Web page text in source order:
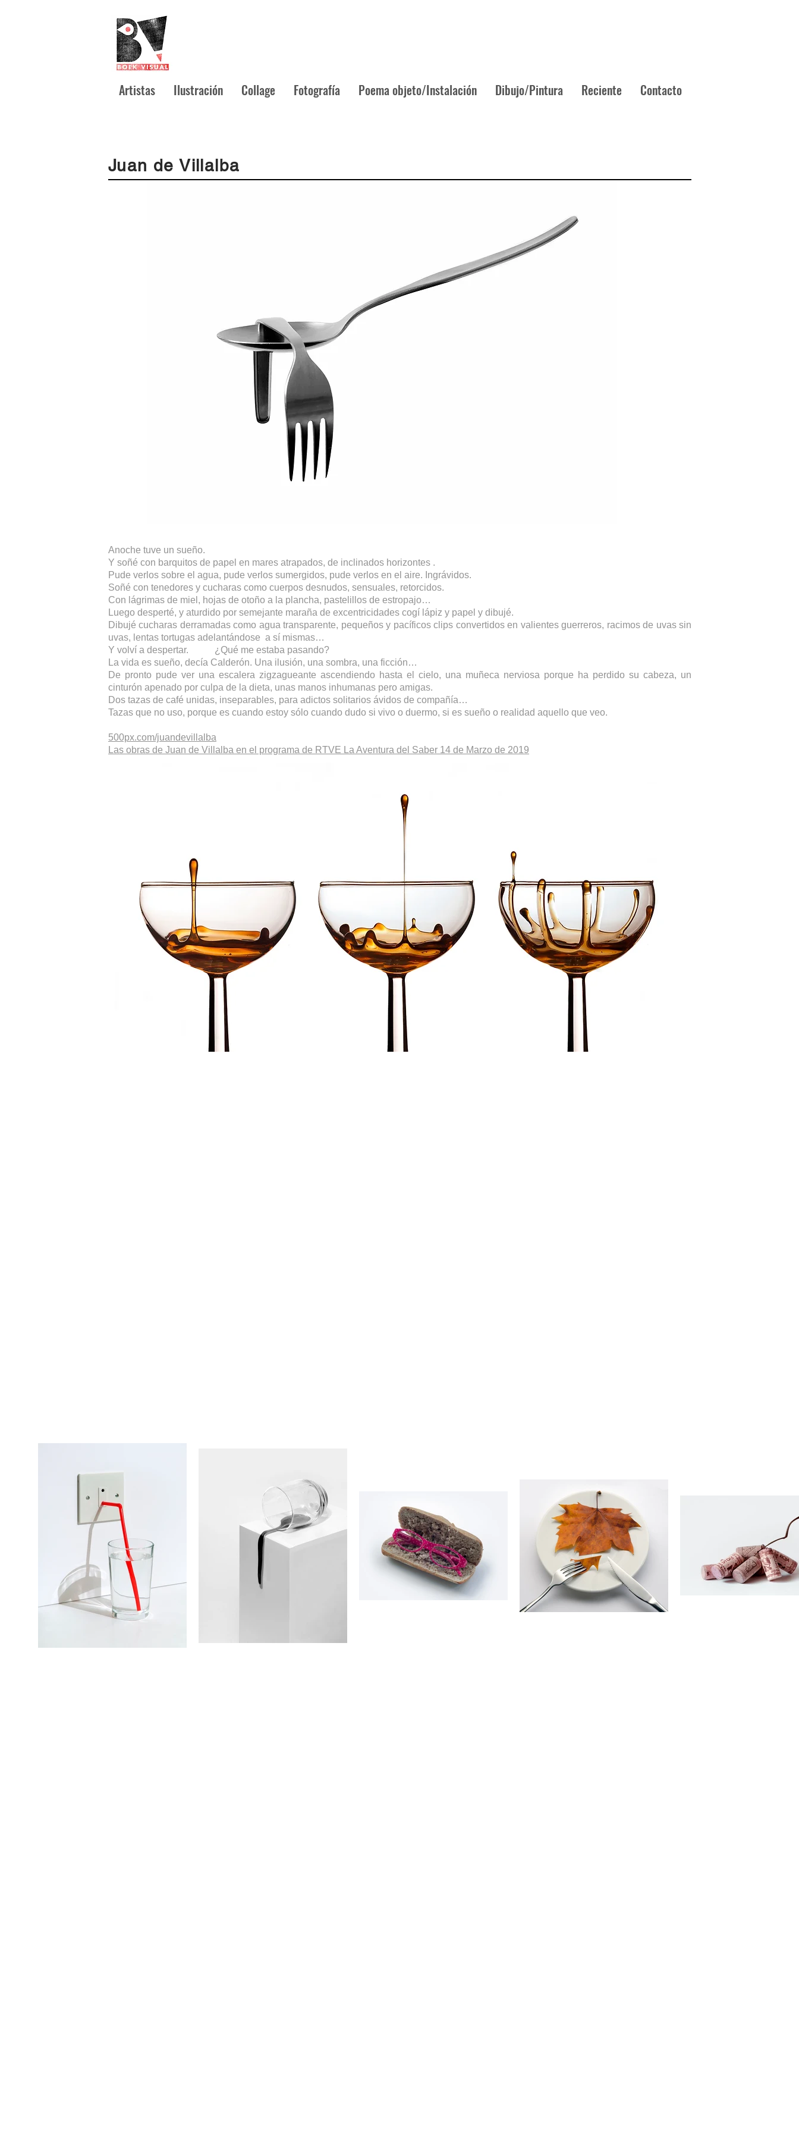
Artistas Ilustración Collage Fotografía Poema objeto/Instalación Dibujo/Pintura Reciente Contacto
Juan de Villalba
Anoche tuve un sueño.
Y soñé con barquitos de papel en mares atrapados, de inclinados horizontes .
Pude verlos sobre el agua, pude verlos sumergidos, pude verlos en el aire. Ingrávidos.
Soñé con tenedores y cucharas como cuerpos desnudos, sensuales, retorcidos.
Con lágrimas de miel, hojas de otoño a la plancha, pastelillos de estropajo…
Luego desperté, y aturdido por semejante maraña de excentricidades cogí lápiz y papel y dibujé.
Dibujé cucharas derramadas como agua transparente, pequeños y pacíficos clips convertidos en valientes guerreros, racimos de uvas sin
uvas, lentas tortugas adelantándose a sí mismas…
Y volví a despertar. ¿Qué me estaba pasando?
La vida es sueño, decía Calderón. Una ilusión, una sombra, una ficción…
De pronto pude ver una escalera zigzagueante ascendiendo hasta el cielo, una muñeca nerviosa porque ha perdido su cabeza, un
cinturón apenado por culpa de la dieta, unas manos inhumanas pero amigas.
Dos tazas de café unidas, inseparables, para adictos solitarios ávidos de compañía…
Tazas que no uso, porque es cuando estoy sólo cuando dudo si vivo o duermo, si es sueño o realidad aquello que veo.
500px.com/juandevillalba
Las obras de Juan de Villalba en el programa de RTVE La Aventura del Saber 14 de Marzo de 2019